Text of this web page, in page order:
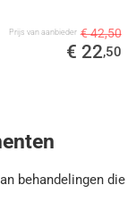
Prijs van aanbieder € 42,50
€ 22,50
behandelingen die